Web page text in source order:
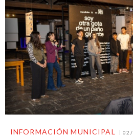
INFORMACIÓN MUNICIPAL